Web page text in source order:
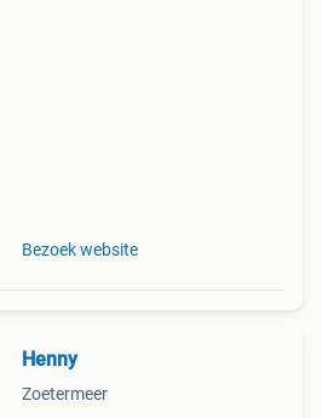
Bezoek website
Henny
Zoetermeer